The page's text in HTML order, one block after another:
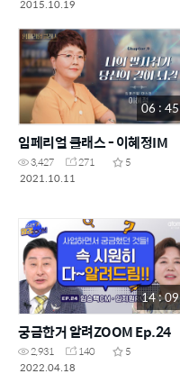
2015.10.19
06 : 45
임페리얼 클래스 - 이혜정IM
3,427 271
5
2021.10.11
14 : 09
궁금한거 알려ZOOM Ep.24
2,931 140
5
2022.04.18